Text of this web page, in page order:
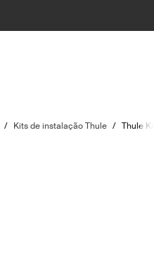
/ Kits de instalação Thule / Thule